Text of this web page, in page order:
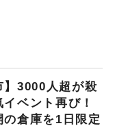
】3000人超が殺
ベント再び！
の倉庫を1日限定